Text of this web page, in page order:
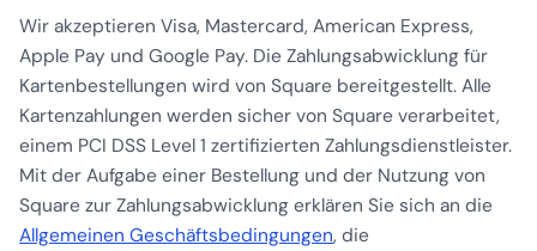
Wir akzeptieren Visa, Mastercard, American Express,
Apple Pay und Google Pay. Die Zahlungsabwicklung für
Kartenbestellungen wird von Square bereitgestellt. Alle
Kartenzahlungen werden sicher von Square verarbeitet,
einem PCI DSS Level 1 zertifizierten Zahlungsdienstleister.
Mit der Aufgabe einer Bestellung und der Nutzung von
Square zur Zahlungsabwicklung erklären Sie sich an die
Allgemeinen Geschäftsbedingungen, die